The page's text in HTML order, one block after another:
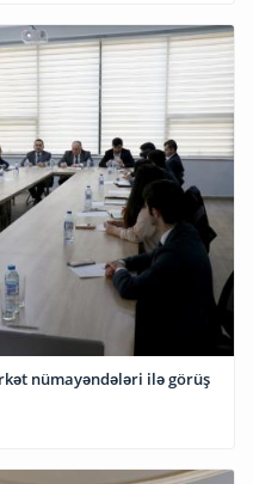
nümayəndələri ilə görüş